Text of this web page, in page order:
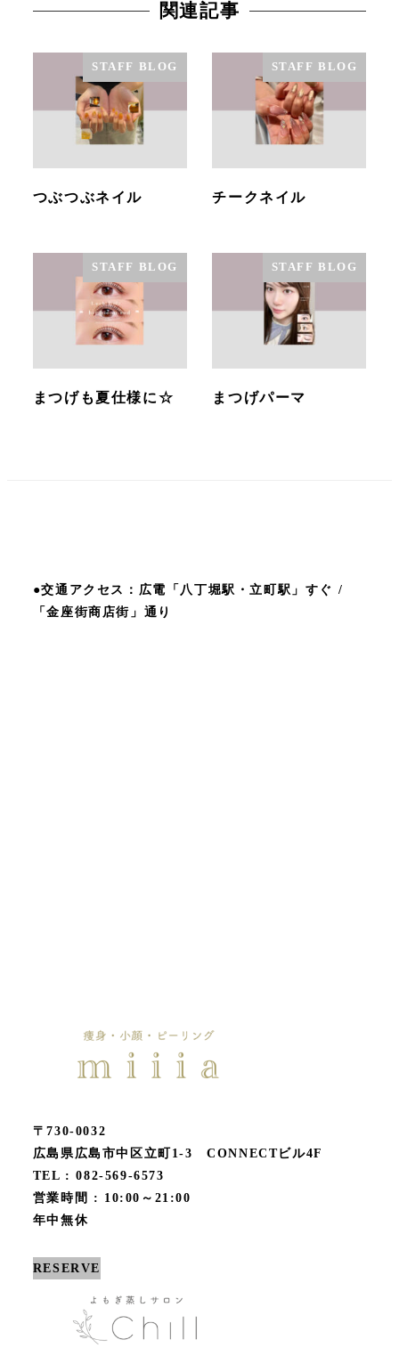
関連記事
STAFF BLOG
つぶつぶネイル
STAFF BLOG
チークネイル
STAFF BLOG
まつげも夏仕様に☆
STAFF BLOG
まつげパーマ
●交通アクセス：広電「八丁堀駅・立町駅」すぐ /
「金座街商店街」通り
〒730-0032
広島県広島市中区立町1-3 CONNECTビル4F
TEL : 082-569-6573
営業時間 : 10:00～21:00
年中無休
RESERVE